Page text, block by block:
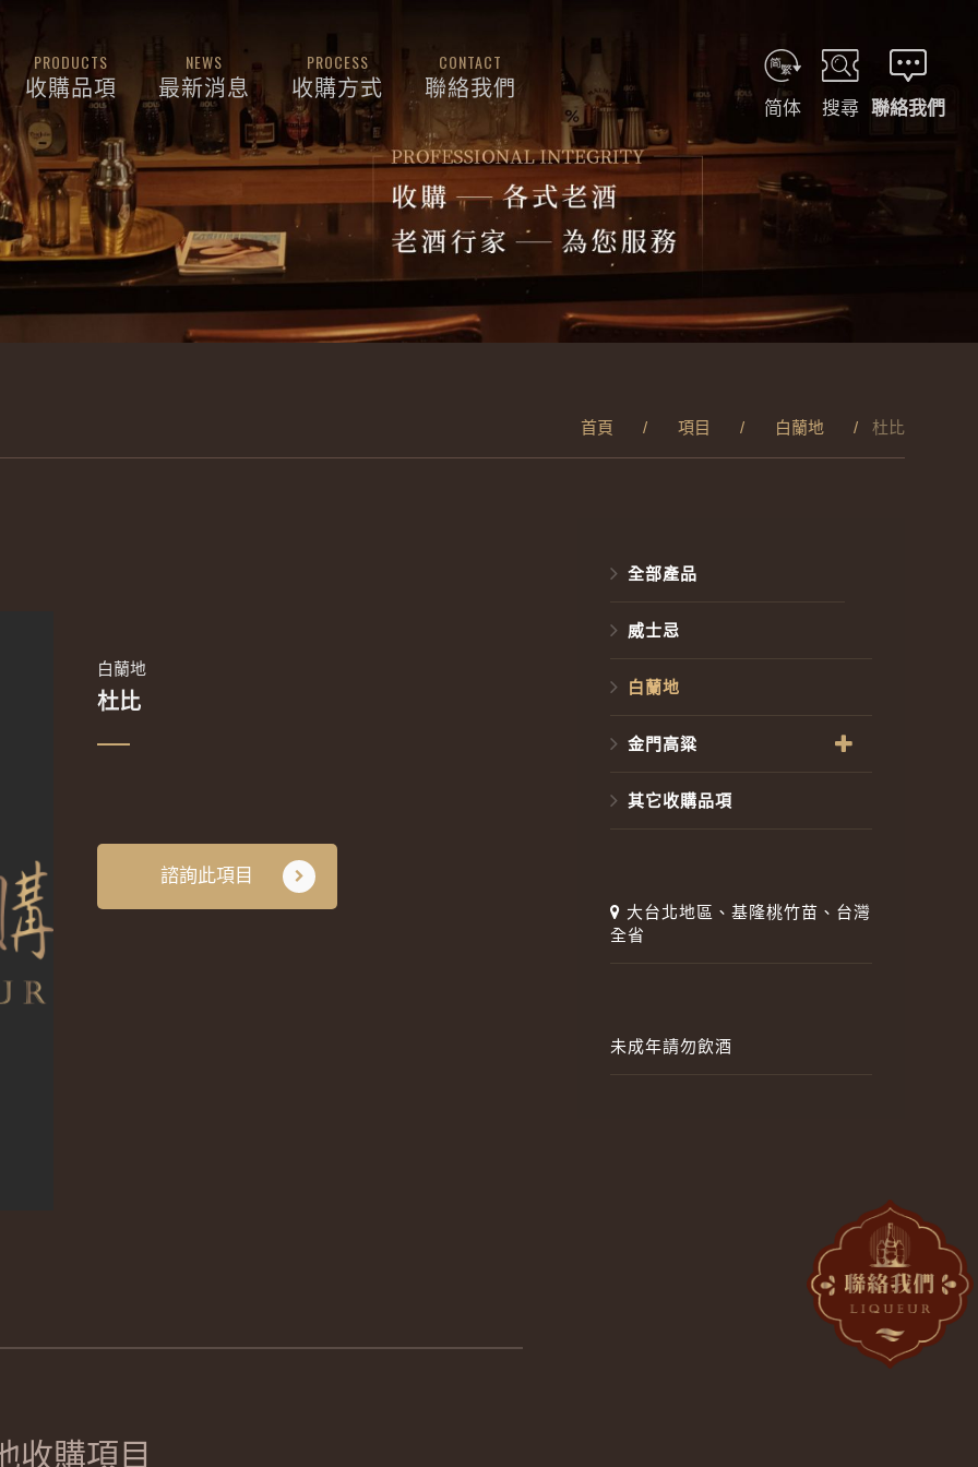
PRODUCTS
收購品項
NEWS
最新消息
PROCESS
收購方式
CONTACT
聯絡我們
聯絡我們
搜尋
简体
首頁 項目 白蘭地 杜比
白蘭地
杜比
諮詢此項目
收購項目
全部產品
威士忌
白蘭地
金門高粱
其它收購品項
大台北地區、基隆桃竹苗、台灣
全省
未成年請勿飲酒